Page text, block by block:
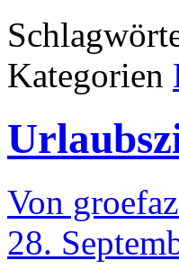
Kategorien
Von
28.